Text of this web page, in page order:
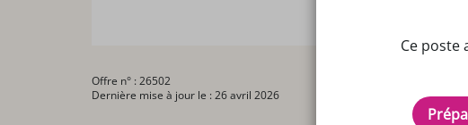
Offre n° : 26502
Dernière mise à jour le : 26 avril 2026
Ce poste